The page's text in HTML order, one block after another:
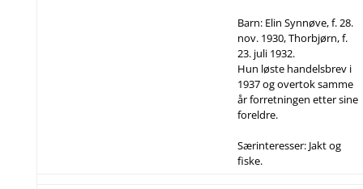
Barn: Elin Synnøve, f. 28.
nov. 1930, Thorbjørn, f.
23. juli 1932.
Hun løste handelsbrev i
1937 og overtok samme
år forretningen etter sine
foreldre.
Særinteresser: Jakt og
fiske.